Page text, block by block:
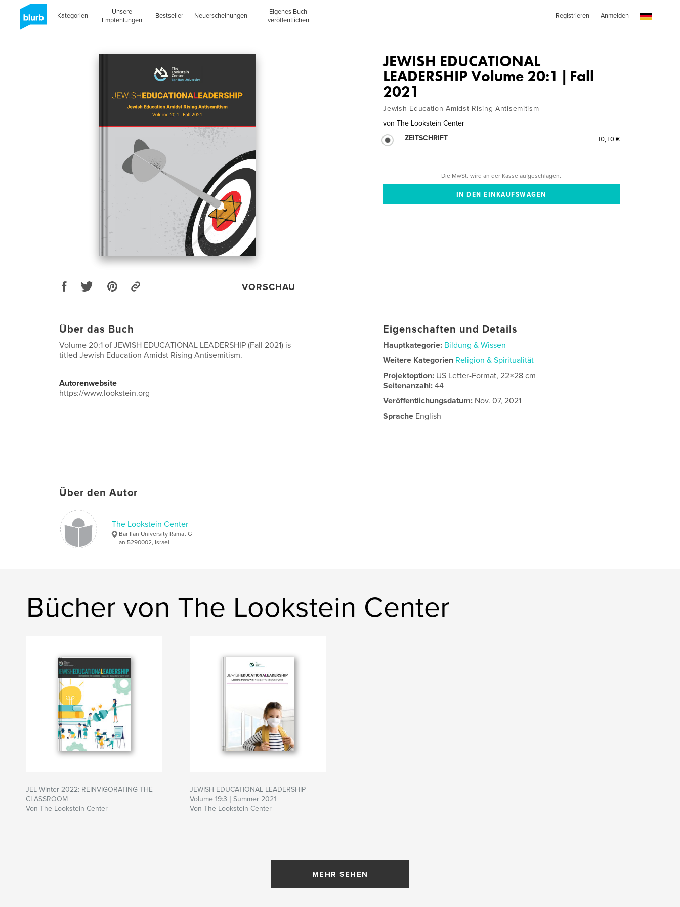
Kategorien
Unsere
Empfehlungen
Bestseller Neuerscheinungen
Eigenes Buch
veröffentlichen
Registrieren Anmelden
VORSCHAU
JEWISH EDUCATIONAL
LEADERSHIP Volume 20:1 | Fall
2021
Jewish Education Amidst Rising Antisemitism
von The Lookstein Center
ZEITSCHRIFT
10,10 €
Die MwSt. wird an der Kasse aufgeschlagen.
Über das Buch
Volume 20:1 of JEWISH EDUCATIONAL LEADERSHIP (Fall 2021) is
titled Jewish Education Amidst Rising Antisemitism.
Autorenwebsite
https://www.lookstein.org
Eigenschaften und Details
Hauptkategorie: Bildung & Wissen
Weitere Kategorien Religion & Spiritualität
Projektoption: US Letter-Format, 22×28 cm
Seitenanzahl:44
Veröffentlichungsdatum: Nov. 07, 2021
Sprache English
Über den Autor
The Lookstein Center
Bar Ilan University Ramat G
an 5290002, Israel
Bücher von The Lookstein Center
JEL Winter 2022: REINVIGORATING THE
CLASSROOM
Von The Lookstein Center
JEWISH EDUCATIONAL LEADERSHIP
Volume 19:3 | Summer 2021
Von The Lookstein Center
MEHR SEHEN